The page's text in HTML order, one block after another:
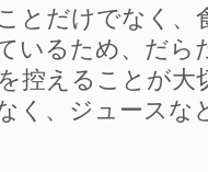
とだけでなく、
いるため、だら
控えることが大
く、ジュースな